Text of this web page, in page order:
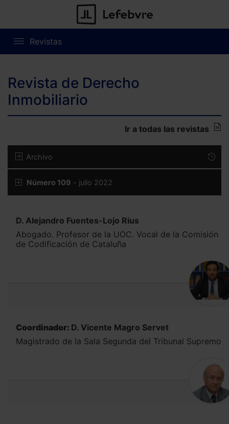
Revistas
Revista de Derecho
Inmobiliario
Ir a todas las revistas
Archivo
Número 109 - julio 2022
D. Alejandro Fuentes-Lojo Rius
Abogado. Profesor de la UOC. Vocal de la Comisión
de Codificación de Cataluña
Coordinador: D. Vicente Magro Servet
Magistrado de la Sala Segunda del Tribunal Supremo